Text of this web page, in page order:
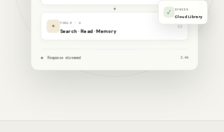
✦
TOOLS · 3
Search · Read · Memory
03
Response streamed 2.4s
✓ SYNCED
Cloud Library